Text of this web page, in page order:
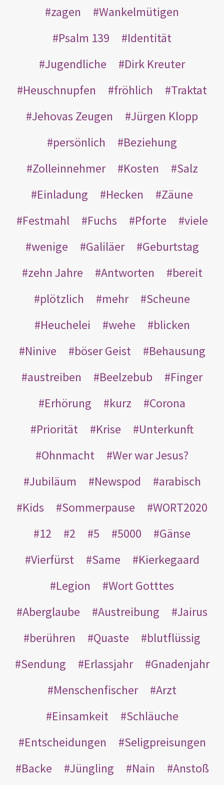
zagen
Wankelmütigen
Psalm 139
Identität
Jugendliche
Dirk Kreuter
Heuschnupfen
fröhlich
Traktat
Jehovas Zeugen
Jürgen Klopp
persönlich
Beziehung
Zolleinnehmer
Kosten
Salz
Einladung
Hecken
Zäune
Festmahl
Fuchs Pforte
viele
wenige
Galiläer
Geburtstag
zehn Jahre
Antworten
bereit
plötzlich
mehr
Scheune
Heuchelei
wehe
blicken
Ninive
böser Geist
Behausung
austreiben
Beelzebub
Finger
Erhörung
kurz
Corona
Priorität
Krise
Unterkunft
Ohnmacht
Wer war Jesus?
Jubiläum
Newspod
arabisch
Kids
Sommerpause
WORT2020
12
2 5 5000
Gänse
Vierfürst
Same
Kierkegaard
Legion
Wort Gotttes
Aberglaube
Austreibung
Jairus
berühren
Quaste
blutflüssig
Sendung
Erlassjahr
Gnadenjahr
Menschenfischer
Arzt
Einsamkeit
Schläuche
Entscheidungen
Seligpreisungen
Backe
Jüngling Nain
Anstoß